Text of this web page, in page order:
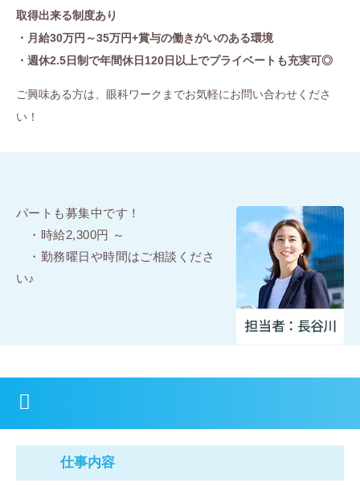
取得出来る制度あり
・月給30万円～35万円+賞与の働きがいのある環境
・週休2.5日制で年間休日120日以上でプライベートも充実可◎
ご興味ある方は、眼科ワークまでお気軽にお問い合わせくださ
い！
パートも募集中です！
・時給2,300円 ～
・勤務曜日や時間はご相談くださ
い♪
仕事内容